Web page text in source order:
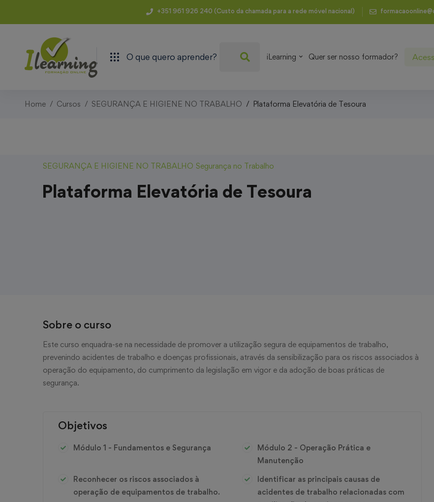
+351 961 926 240 (Custo da chamada para a rede móvel nacional)
O que quero aprender? iLearning Quer ser nosso formador?
Home Cursos SEGURANÇA E HIGIENE NO TRABALHO Plataforma Elevatória de Tesoura
SEGURANÇA E HIGIENE NO TRABALHO Segurança no Trabalho
Plataforma Elevatória de Tesoura
Sobre o curso
Este curso enquadra-se na necessidade de promover a utilização segura de equipamentos de trabalho,
prevenindo acidentes de trabalho e doenças profissionais, através da sensibilização para os riscos associados à
operação do equipamento, do cumprimento da legislação em vigor e da adoção de boas práticas de
segurança.
Objetivos
Módulo 1 - Fundamentos e Segurança
Módulo 2 - Operação Prática e
Manutenção
Reconhecer os riscos associados à
operação de equipamentos de trabalho.
Identificar as principais causas de
acidentes de trabalho relacionadas com